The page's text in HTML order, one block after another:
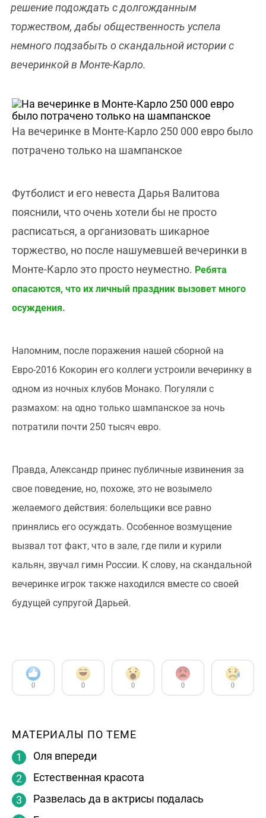
решение подождать с долгожданным
торжеством, дабы общественность успела
немного подзабыть о скандальной истории с
вечеринкой в Монте-Карло.
На вечеринке в Монте-Карло 250 000 евро было
потрачено только на шампанское
Футболист и его невеста Дарья Валитова
пояснили, что очень хотели бы не просто
расписаться, а организовать шикарное
торжество, но после нашумевшей вечеринки в
Монте-Карло это просто неуместно. Ребята
опасаются, что их личный праздник вызовет много
осуждения.
Напомним, после поражения нашей сборной на
Евро-2016 Кокорин его коллеги устроили вечеринку в
одном из ночных клубов Монако. Погуляли с
размахом: на одно только шампанское за ночь
потратили почти 250 тысяч евро.
Правда, Александр принес публичные извинения за
свое поведение, но, похоже, это не возымело
желаемого действия: болельщики все равно
принялись его осуждать. Особенное возмущение
вызвал тот факт, что в зале, где пили и курили
кальян, звучал гимн России. К слову, на скандальной
вечеринке игрок также находился вместе со своей
будущей супругой Дарьей.
0 0 0 0 0
МАТЕРИАЛЫ ПО ТЕМЕ
Оля впереди
Естественная красота
Развелась да в актрисы подалась